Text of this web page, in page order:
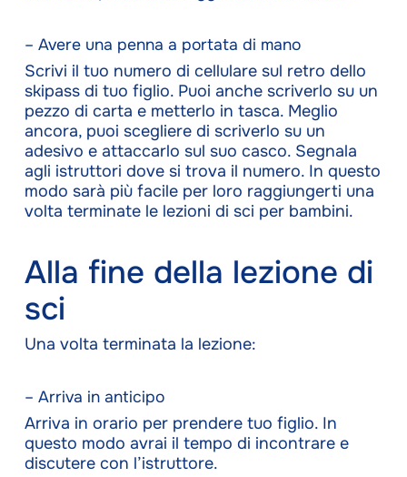
– Avere una penna a portata di mano
Scrivi il tuo numero di cellulare sul retro dello
skipass di tuo figlio. Puoi anche scriverlo su un
pezzo di carta e metterlo in tasca. Meglio
ancora, puoi scegliere di scriverlo su un
adesivo e attaccarlo sul suo casco. Segnala
agli istruttori dove si trova il numero. In questo
modo sarà più facile per loro raggiungerti una
volta terminate le lezioni di sci per bambini.
Alla fine della lezione di
sci
Una volta terminata la lezione:
– Arriva in anticipo
Arriva in orario per prendere tuo figlio. In
questo modo avrai il tempo di incontrare e
discutere con l’istruttore.